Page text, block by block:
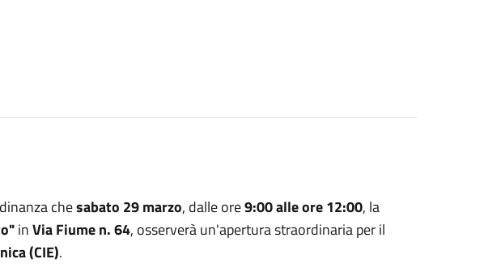
chesabato 29 marzo, dalle ore9:00 alle ore 12:00, la
inVia Fiume n. 64, osserverà un'apertura straordinaria per il
(CIE).